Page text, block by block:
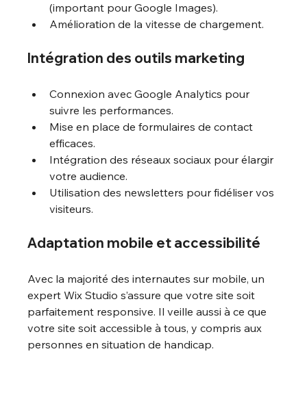
(important pour Google Images).
Amélioration de la vitesse de chargement.
Intégration des outils marketing
Connexion avec Google Analytics pour
suivre les performances.
Mise en place de formulaires de contact
efficaces.
Intégration des réseaux sociaux pour élargir
votre audience.
Utilisation des newsletters pour fidéliser vos
visiteurs.
Adaptation mobile et accessibilité
Avec la majorité des internautes sur mobile, un
expert Wix Studio s’assure que votre site soit
parfaitement responsive. Il veille aussi à ce que
votre site soit accessible à tous, y compris aux
personnes en situation de handicap.